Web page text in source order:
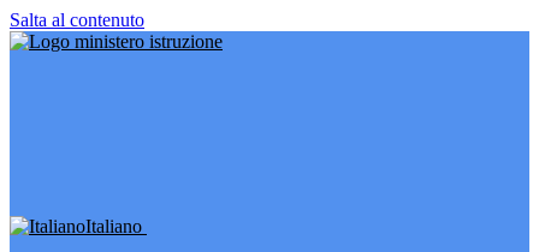
Salta al contenuto
Italiano